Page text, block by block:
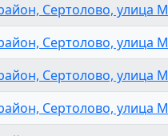
Сертолово, улица
Сертолово, улица
Сертолово, улица
Сертолово, улица